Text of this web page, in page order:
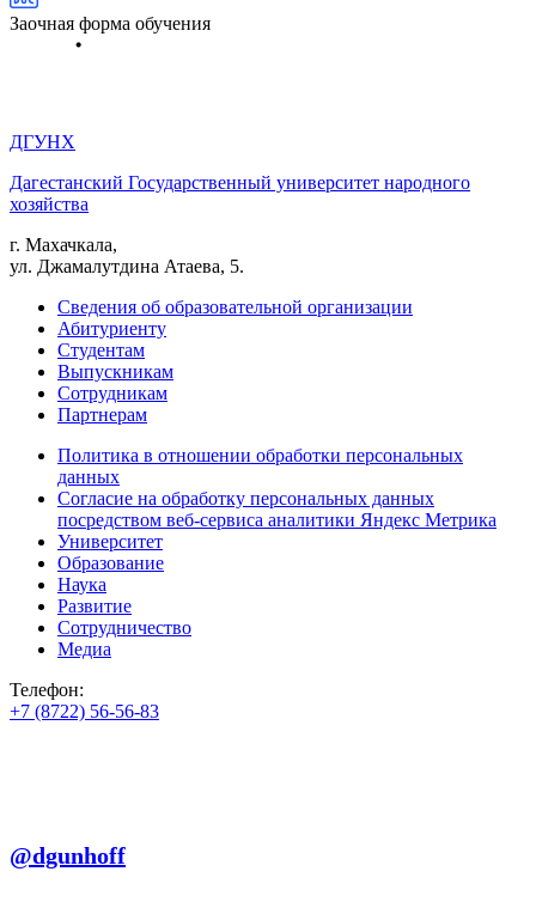
Заочная форма обучения
ДГУНХ
Дагестанский Государственный университет народного
хозяйства
г. Махачкала,
ул. Джамалутдина Атаева, 5.
Сведения об образовательной организации
Абитуриенту
Студентам
Выпускникам
Сотрудникам
Партнерам
Политика в отношении обработки персональных
данных
Согласие на обработку персональных данных
посредством веб-сервиса аналитики Яндекс Метрика
Университет
Образование
Наука
Развитие
Сотрудничество
Медиа
Телефон:
+7 (8722) 56-56-83
@dgunhoff